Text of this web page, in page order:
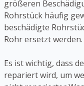
größeren
Rohrstück häufig
beschädigte
Rohr ersetzt werden.
Es ist wichtig, dass
repariert wird, um